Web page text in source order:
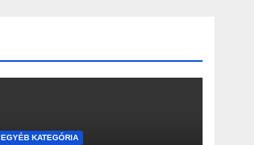
EGYÉB KATEGÓRIA